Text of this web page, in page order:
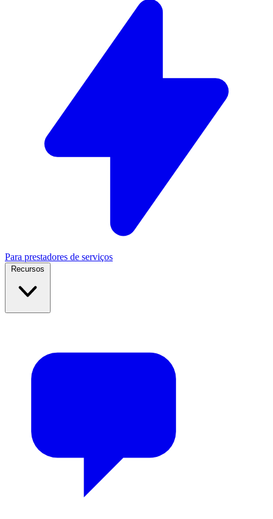
Para prestadores de serviços